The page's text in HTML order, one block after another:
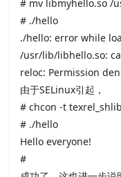
# mv libmyhello.so /
# ./hello
./hello: error while
/usr/lib/libhello.so:
reloc: Permission
由于SELinux引起，
# chcon -t
# ./hello
Hello everyone!
#